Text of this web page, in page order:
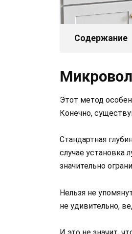
Содержание
Этот метод
Конечно,
Стандартная
случае установка
значительно
Нельзя не
не удивительно,